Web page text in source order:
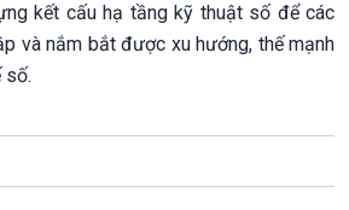
kết cấu hạ tầng kỹ thuật số để các
và nắm bắt được xu hướng, thế mạnh
số.